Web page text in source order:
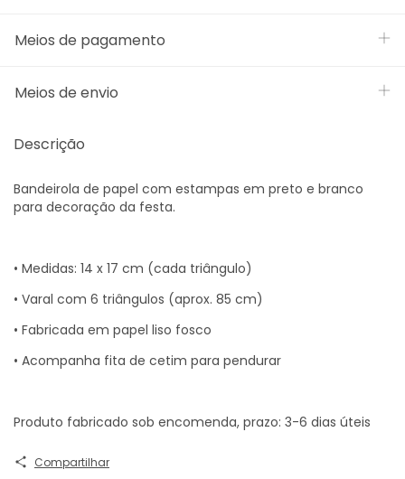
Meios de pagamento
Meios de envio
Descrição
Bandeirola de papel com estampas em preto e branco
para decoração da festa.
• Medidas: 14 x 17 cm (cada triângulo)
• Varal com 6 triângulos (aprox. 85 cm)
• Fabricada em papel liso fosco
• Acompanha fita de cetim para pendurar
Produto fabricado sob encomenda, prazo: 3-6 dias úteis
Compartilhar